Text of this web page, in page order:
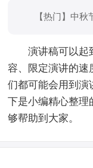
【热门】中秋
演讲稿可以起
容、限定演讲的速
们都可能会用到演
下是小编精心整理
够帮助到大家。